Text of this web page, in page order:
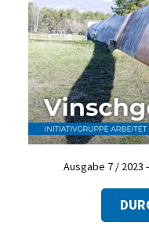
Ausgabe 7 / 2023